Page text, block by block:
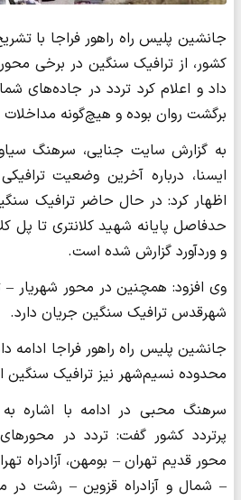
جانشین پلیس راه راهور فراجا با
کشور، از ترافیک سنگین در برخی
داد و اعلام کرد تردد در جاده‌های
برگشت روان بوده و هیچ‌گونه
به گزارش سایت جنایی، سرهنگ
ایسنا، درباره آخرین وضعیت
اظهار کرد: در حال حاضر ترافیک
حدفاصل پایانه شهید کلانتری تا پل
و وردآورد گزارش شده است.
وی افزود: همچنین در محور شهریار –
شهرقدس ترافیک سنگین جریان دارد.
جانشین پلیس راه راهور فراجا ادامه
محدوده نسیم‌شهر نیز ترافیک
سرهنگ محبی در ادامه با اشاره
پرتردد کشور گفت: تردد در محورهای
محور قدیم تهران – بومهن، آزادراه
– شمال و آزادراه قزوین – رشت